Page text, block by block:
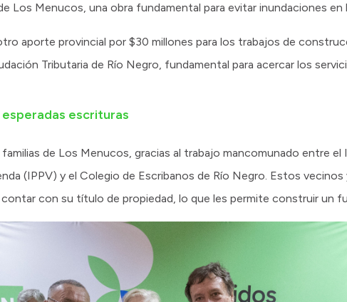
Los Menucos, una obra fundamental para evitar inundaciones en
aporte provincial por $30 millones para los trabajos de
Tributaria de Río Negro, fundamental para acercar los
escrituras
de Los Menucos, gracias al trabajo mancomunado entre
(IPPV) y el Colegio de Escribanos de Río Negro. Estos vecinos
con su título de propiedad, lo que les permite construir un